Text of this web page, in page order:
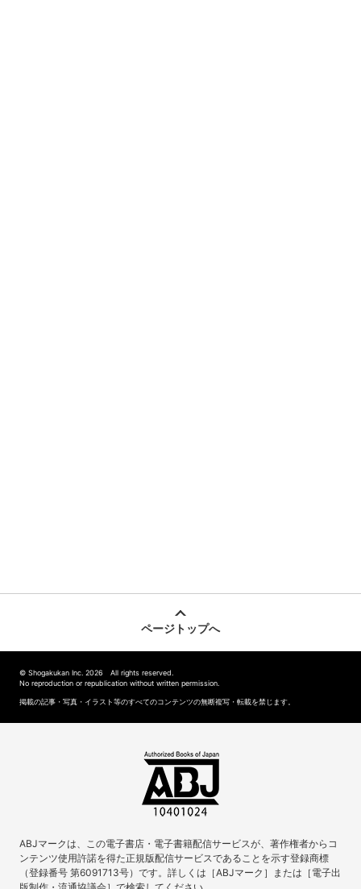
ページトップへ
© Shogakukan Inc. 2026 All rights reserved.
No reproduction or republication without written permission.
掲載の記事・写真・イラスト等のすべてのコンテンツの無断複写・転載を禁じます。
ABJマークは、この電子書店・電子書籍配信サービスが、著作権者からコ
ンテンツ使用許諾を得た正規版配信サービスであることを示す登録商標
（登録番号 第6091713号）です。詳しくは［ABJマーク］または［電子出